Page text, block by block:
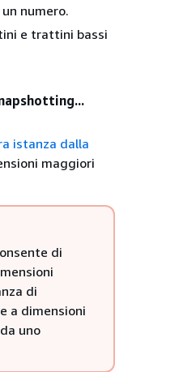
numero.
e trattini bassi
istanza dalla
maggiori
di
di
a dimensioni
uno